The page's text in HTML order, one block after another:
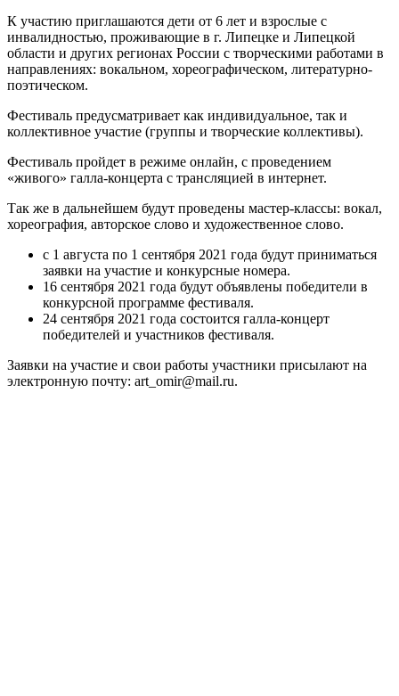
К участию приглашаются дети от 6 лет и взрослые с
инвалидностью, проживающие в г. Липецке и Липецкой
области и других регионах России с творческими работами в
направлениях: вокальном, хореографическом, литературно-
поэтическом.
Фестиваль предусматривает как индивидуальное, так и
коллективное участие (группы и творческие коллективы).
Фестиваль пройдет в режиме онлайн, с проведением
«живого» галла-концерта с трансляцией в интернет.
Так же в дальнейшем будут проведены мастер-классы: вокал,
хореография, авторское слово и художественное слово.
с 1 августа по 1 сентября 2021 года будут приниматься
заявки на участие и конкурсные номера.
16 сентября 2021 года будут объявлены победители в
конкурсной программе фестиваля.
24 сентября 2021 года состоится галла-концерт
победителей и участников фестиваля.
Заявки на участие и свои работы участники присылают на
электронную почту: art_omir@mail.ru.